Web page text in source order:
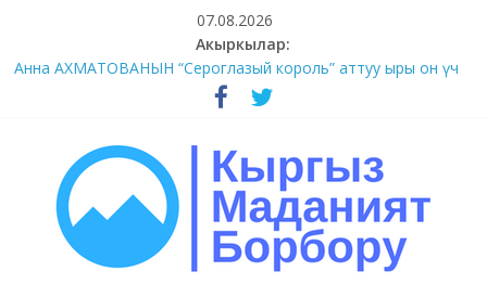
content
07.08.2026
Акыркылар:
Анна АХМАТОВАНЫН “Сероглазый король” аттуу ыры он үч
#9-10 (55 сөз сынагы)
#5-8 (55 сөз сынагы)